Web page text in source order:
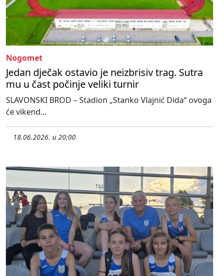
Nogomet
Jedan dječak ostavio je neizbrisiv trag. Sutra
mu u čast počinje veliki turnir
SLAVONSKI BROD – Stadion „Stanko Vlajnić Dida“ ovoga
će vikend...
18.06.2026. u 20:00